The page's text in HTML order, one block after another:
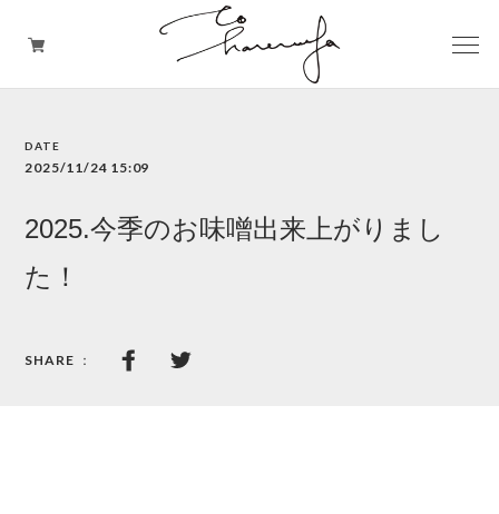
店頭受け取りのご予約はこちらから
2025.今季のお味噌出来上がりまし
た！
2025/11/24 15:09